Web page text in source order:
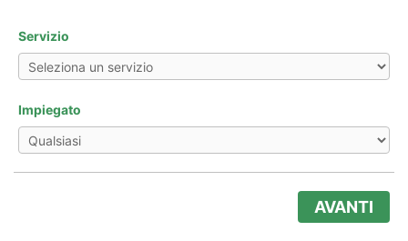
Servizio
Impiegato
AVANTI